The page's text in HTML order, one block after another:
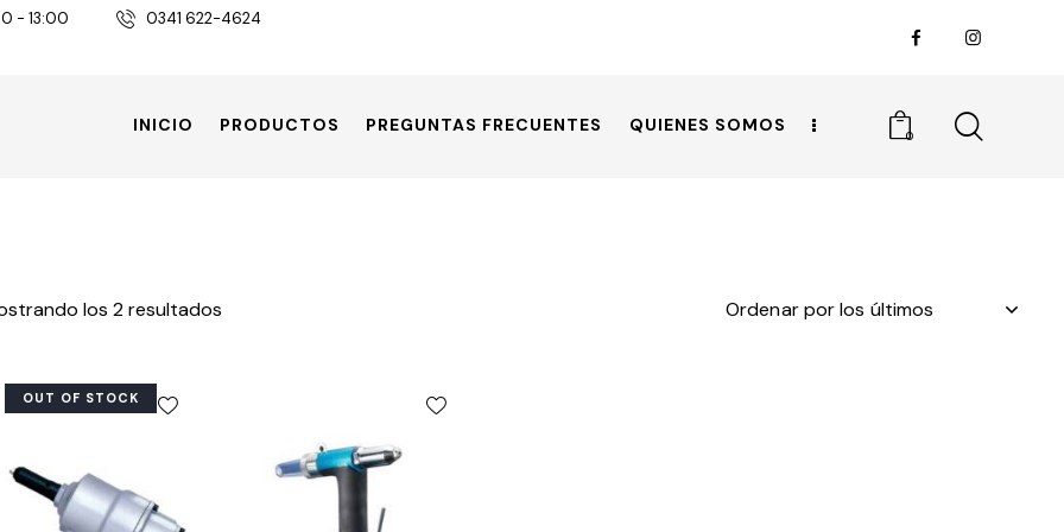
- 13:00 0341 622-4624
INICIO PRODUCTOS PREGUNTAS FRECUENTES QUIENES SOMOS
0
los 2 resultados
OUT OF STOCK